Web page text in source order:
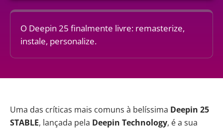
O Deepin 25 finalmente livre: remasterize,
instale, personalize.
Uma das críticas mais comuns à belíssima Deepin 25
STABLE, lançada pela Deepin Technology, é a sua